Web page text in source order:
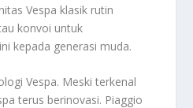
Vespa klasik rutin
konvoi untuk
kepada generasi muda.
Vespa. Meski terkenal
terus berinovasi. Piaggio